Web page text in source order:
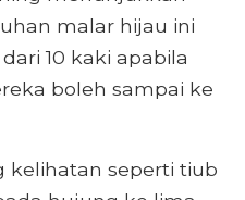
malar hijau ini
10 kaki apabila
boleh sampai ke
kelihatan seperti tiub